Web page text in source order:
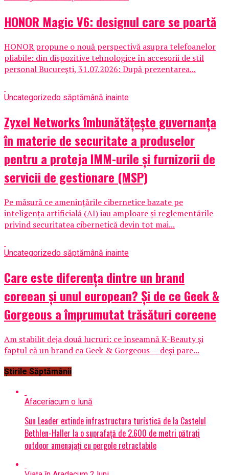
HONOR Magic V6: designul care se poartă
HONOR propune o nouă perspectivă asupra telefoanelor
pliabile: din dispozitive tehnologice în accesorii de stil
personal București, 31.07.2026: După prezentarea...
Uncategorizedo săptămână inainte
Zyxel Networks îmbunătățește guvernanța
în materie de securitate a produselor
pentru a proteja IMM-urile și furnizorii de
servicii de gestionare (MSP)
Pe măsură ce amenințările cibernetice bazate pe
inteligența artificială (AI) iau amploare și reglementările
privind securitatea cibernetică devin tot mai...
Uncategorizedo săptămână inainte
Care este diferența dintre un brand
coreean și unul european? Și de ce Geek &
Gorgeous a împrumutat trăsături coreene
Am stabilit deja două lucruri: ce înseamnă K-Beauty și
faptul că un brand ca Geek & Gorgeous — deși pare...
Știrile Săptămânii
Afaceriacum o lună
Sun Leader extinde infrastructura turistică de la Castelul
Bethlen-Haller la o suprafață de 2.600 de metri pătrați
outdoor amenajați cu pergole retractabile